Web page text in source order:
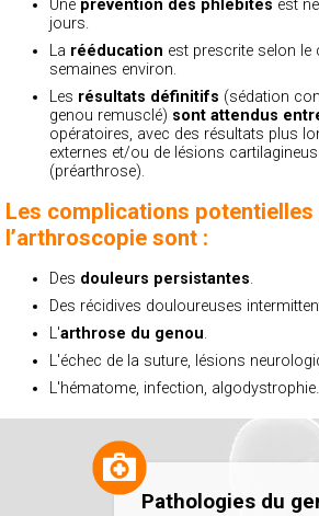
Une prévention des phlébites est
jours.
La rééducation est prescrite selon le
semaines environ.
Les résultats définitifs (sédation
genou remusclé) sont attendus
opératoires, avec des résultats plus
externes et/ou de lésions
(préarthrose).
Les complications potentielles
l’arthroscopie sont :
Des douleurs persistantes.
Des récidives douloureuses
L'arthrose du genou.
L'échec de la suture, lésions
L'hématome, infection,
Pathologies du